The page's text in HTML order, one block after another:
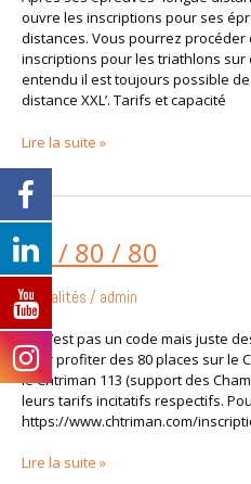
ouvre les inscriptions pour ses
distances. Vous pourrez procéder
inscriptions pour les triathlons sur
entendu il est toujours possible de
distance XXL’. Tarifs et capacité
Lire la suite »
17 / 80 / 80
Actualités / admin
Ce n’est pas un code mais juste
pour profiter des 80 places sur le
le Chtriman 113 (support des
leurs tarifs incitatifs respectifs.
https://www.chtriman.com/
17
/
80
/
80
Lire la suite »